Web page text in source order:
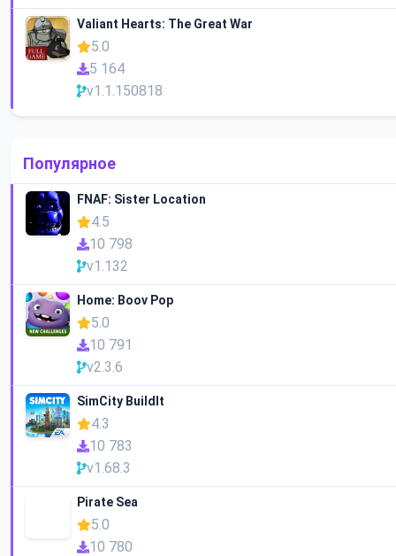
Valiant Hearts: The Great War
5.0
5 164
v1.1.150818
Популярное
FNAF: Sister Location
4.5
10 798
v1.132
Home: Boov Pop
5.0
10 791
v2.3.6
SimCity BuildIt
4.3
10 783
v1.68.3
Pirate Sea
5.0
10 780